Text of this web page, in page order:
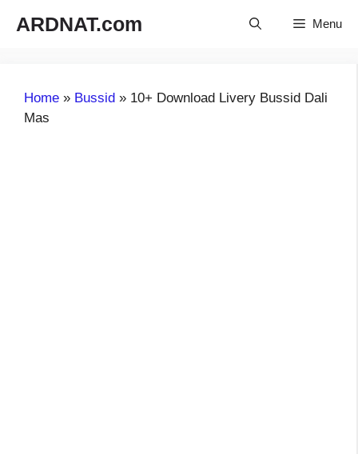
ARDNAT.com Menu
Home » Bussid » 10+ Download Livery Bussid Dali
Mas